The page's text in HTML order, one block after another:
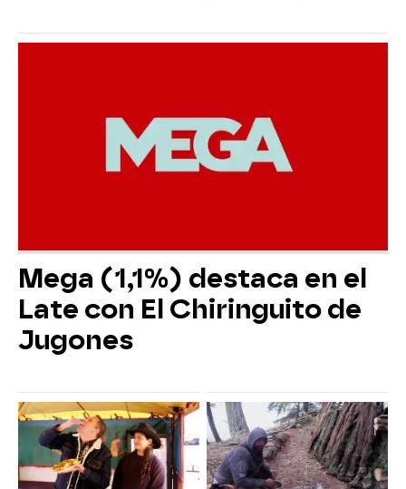
Mega (1,1%) destaca en el
Late con El Chiringuito de
Jugones